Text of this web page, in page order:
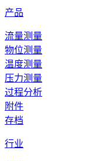
产品
流量测量
物位测量
温度测量
压力测量
过程分析
附件
存档
行业